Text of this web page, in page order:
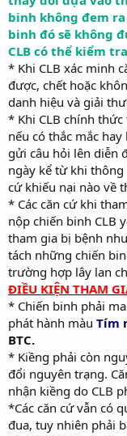
binh không đem
binh đó sẽ không
CLB có thể kiểm
* Khi CLB xác minh
được, chết hoặc
danh hiệu và giải
* Khi CLB chính
nếu có thắc mắc
gửi câu hỏi lên diễn
ngày kể từ khi thông
cứ khiếu nại nào về
* Các căn cứ khi
nộp chiến binh CLB
tham gia bị bệnh
tách những chiến
trường hợp lây lan
ĐIỀU KIỆN THAM
* Chiến binh phải
phát hành màu Tím
BTC.
* Kiềng phải còn
đổi nguyên trạng.
nhận kiềng do CLB
*Các căn cứ vẫn có
đua, tuy nhiên phải